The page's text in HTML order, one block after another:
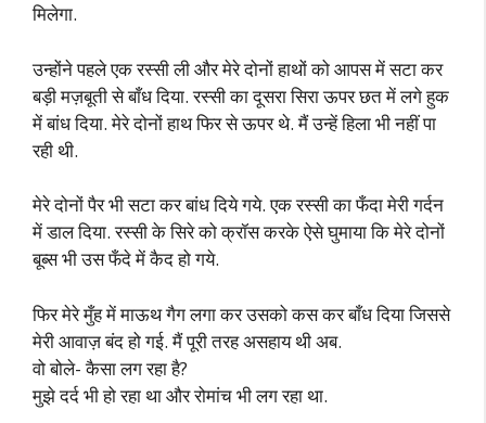
मिलेगा.
उन्होंने पहले एक रस्सी ली और मेरे दोनों हाथों को आपस में सटा कर
बड़ी मज़बूती से बाँध दिया. रस्सी का दूसरा सिरा ऊपर छत में लगे हुक
में बांध दिया. मेरे दोनों हाथ फिर से ऊपर थे. मैं उन्हें हिला भी नहीं पा
रही थी.
मेरे दोनों पैर भी सटा कर बांध दिये गये. एक रस्सी का फँदा मेरी गर्दन
में डाल दिया. रस्सी के सिरे को क्रॉस करके ऐसे घुमाया कि मेरे दोनों
बूब्स भी उस फँदे में कैद हो गये.
फिर मेरे मुँह में माऊथ गैग लगा कर उसको कस कर बाँध दिया जिससे
मेरी आवाज़ बंद हो गई. मैं पूरी तरह असहाय थी अब.
वो बोले- कैसा लग रहा है?
मुझे दर्द भी हो रहा था और रोमांच भी लग रहा था.